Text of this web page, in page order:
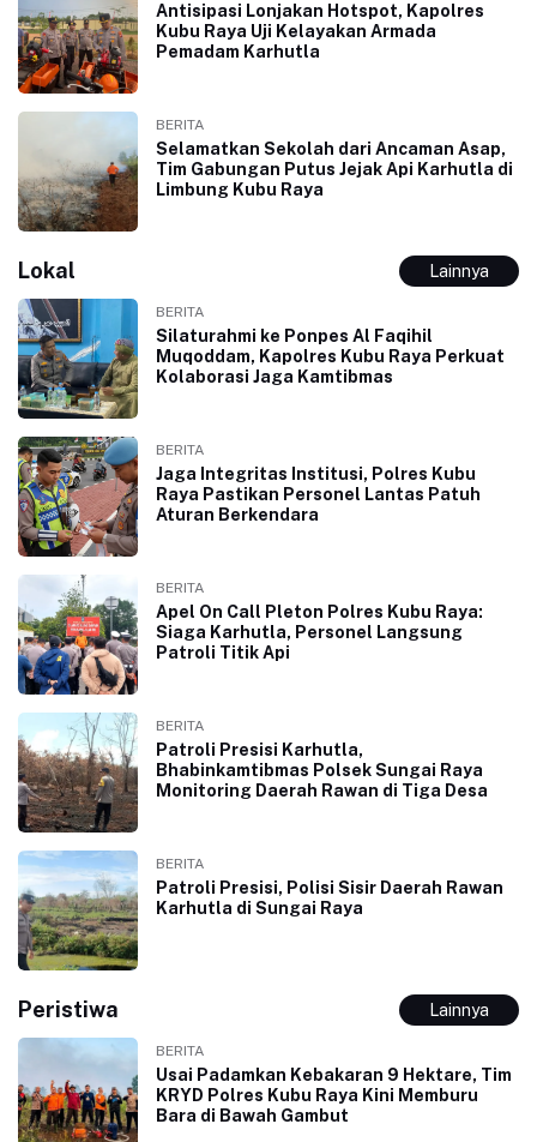
Antisipasi Lonjakan Hotspot, Kapolres
Kubu Raya Uji Kelayakan Armada
Pemadam Karhutla
BERITA
Selamatkan Sekolah dari Ancaman Asap,
Tim Gabungan Putus Jejak Api Karhutla di
Limbung Kubu Raya
Lokal Lainnya
BERITA
Silaturahmi ke Ponpes Al Faqihil
Muqoddam, Kapolres Kubu Raya Perkuat
Kolaborasi Jaga Kamtibmas
BERITA
Jaga Integritas Institusi, Polres Kubu
Raya Pastikan Personel Lantas Patuh
Aturan Berkendara
BERITA
Apel On Call Pleton Polres Kubu Raya:
Siaga Karhutla, Personel Langsung
Patroli Titik Api
BERITA
Patroli Presisi Karhutla,
Bhabinkamtibmas Polsek Sungai Raya
Monitoring Daerah Rawan di Tiga Desa
BERITA
Patroli Presisi, Polisi Sisir Daerah Rawan
Karhutla di Sungai Raya
Peristiwa Lainnya
BERITA
Usai Padamkan Kebakaran 9 Hektare, Tim
KRYD Polres Kubu Raya Kini Memburu
Bara di Bawah Gambut